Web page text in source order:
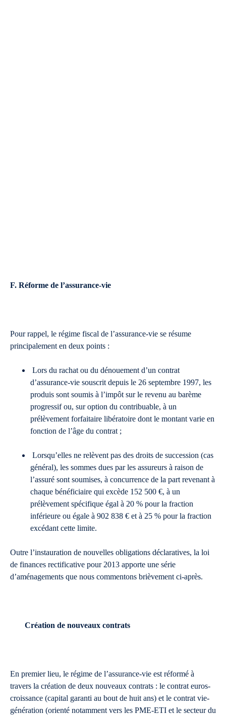
F. Réforme de l’assurance-vie
Pour rappel, le régime fiscal de l’assurance-vie se résume
principalement en deux points :
Lors du rachat ou du dénouement d’un contrat
d’assurance-vie souscrit depuis le 26 septembre 1997, les
produis sont soumis à l’impôt sur le revenu au barème
progressif ou, sur option du contribuable, à un
prélèvement forfaitaire libératoire dont le montant varie en
fonction de l’âge du contrat ;
Lorsqu’elles ne relèvent pas des droits de succession (cas
général), les sommes dues par les assureurs à raison de
l’assuré sont soumises, à concurrence de la part revenant à
chaque bénéficiaire qui excède 152 500 €, à un
prélèvement spécifique égal à 20 % pour la fraction
inférieure ou égale à 902 838 € et à 25 % pour la fraction
excédant cette limite.
Outre l’instauration de nouvelles obligations déclaratives, la loi
de finances rectificative pour 2013 apporte une série
d’aménagements que nous commentons brièvement ci-après.
Création de nouveaux contrats
En premier lieu, le régime de l’assurance-vie est réformé à
travers la création de deux nouveaux contrats : le contrat euros-
croissance (capital garanti au bout de huit ans) et le contrat vie-
génération (orienté notamment vers les PME-ETI et le secteur du